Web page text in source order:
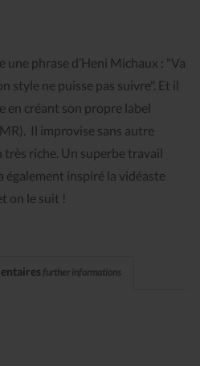
une phrase d’Heni Michaux : "Va
style ne puisse pas suivre". Et il
en créant son propre label
Il improvise sans autre
riche. Un superbe travail
également inspiré la vidéaste
on le suit !
further informations